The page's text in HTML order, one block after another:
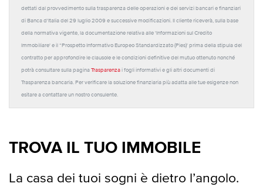
dettati dal provvedimento sulla trasparenza delle operazioni e dei servizi bancari e finanziari
di Banca d'Italia del 29 luglio 2009 e successive modificazioni. Il cliente riceverà, sulla base
della normativa vigente, la documentazione relativa alle 'Informazioni sul Credito
Immobiliare' e il “Prospetto Informativo Europeo Standardizzato (Pies)' prima della stipula del
contratto per approfondire le clausole e le condizioni definitive del mutuo ottenuto nonché
potrà consultare sulla pagina Trasparenza i fogli informativi e gli altri documenti di
Trasparenza bancaria. Per verificare la soluzione finanziaria più adatta alle tue esigenze non
esitare a contattare un nostro consulente.
TROVA IL TUO IMMOBILE
La casa dei tuoi sogni è dietro l’angolo.